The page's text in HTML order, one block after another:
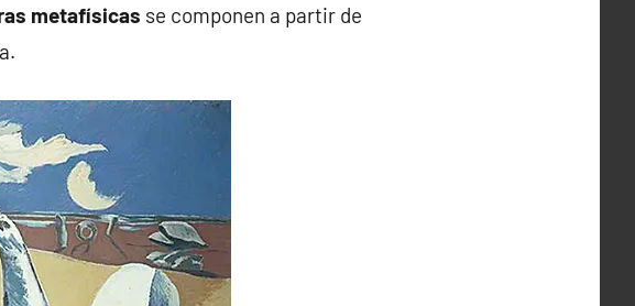
metafísicas se componen a partir de